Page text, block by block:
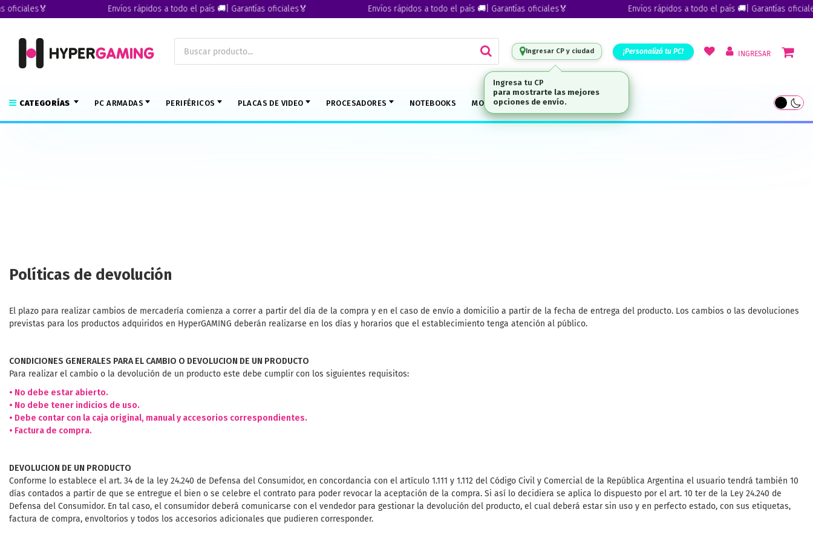
Envíos rápidos a todo el país 🚚| Garantías oficiales🏅 Envíos rápidos a todo el país 🚚| Garantías oficiales🏅 Envíos rápidos a todo el país 🚚| Garantías oficiales🏅
Ingresar CP y ciudad ¡Personalizá tu PC! INGRESAR
CATEGORÍAS PC ARMADAS PERIFÉRICOS PLACAS DE VIDEO PROCESADORES NOTEBOOKS MONITORES MARCAS
Políticas de devolución
El plazo para realizar cambios de mercadería comienza a correr a partir del día de la compra y en el caso de envío a domicilio a partir de la fecha de entrega del producto. Los cambios o las devoluciones
previstas para los productos adquiridos en HyperGAMING deberán realizarse en los días y horarios que el establecimiento tenga atención al público.
CONDICIONES GENERALES PARA EL CAMBIO O DEVOLUCION DE UN PRODUCTO
Para realizar el cambio o la devolución de un producto este debe cumplir con los siguientes requisitos:
• No debe estar abierto.
• No debe tener indicios de uso.
• Debe contar con la caja original, manual y accesorios correspondientes.
• Factura de compra.
DEVOLUCION DE UN PRODUCTO
Conforme lo establece el art. 34 de la ley 24.240 de Defensa del Consumidor, en concordancia con el artículo 1.111 y 1.112 del Código Civil y Comercial de la República Argentina el usuario tendrá también 10
días contados a partir de que se entregue el bien o se celebre el contrato para poder revocar la aceptación de la compra. Si así lo decidiera se aplica lo dispuesto por el art. 10 ter de la Ley 24.240 de
Defensa del Consumidor. En tal caso, el consumidor deberá comunicarse con el vendedor para gestionar la devolución del producto, el cual deberá estar sin uso y en perfecto estado, con sus etiquetas,
factura de compra, envoltorios y todos los accesorios adicionales que pudieren corresponder.